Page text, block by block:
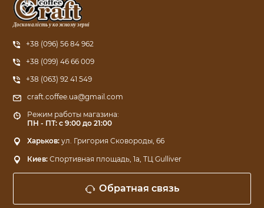
Досконалість у кожному зерні
+38 (096) 56 84 962
+38 (099) 46 66 009
+38 (063) 92 41 549
craft.coffee.ua@gmail.com
Режим работы магазина:
ПН - ПТ: с 9:00 до 21:00
Харьков: ул. Григория Сковороды, 66
Киев: Спортивная площадь, 1a, ТЦ Gulliver
Обратная связь